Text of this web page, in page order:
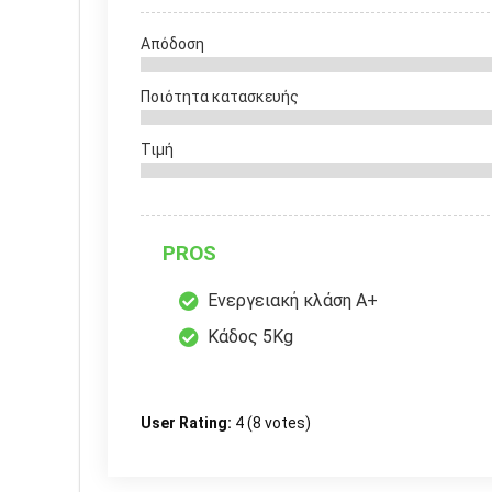
Απόδοση
Ποιότητα κατασκευής
Τιμή
PROS
Ενεργειακή κλάση Α+
Κάδος 5Kg
User Rating: 4(8 votes)